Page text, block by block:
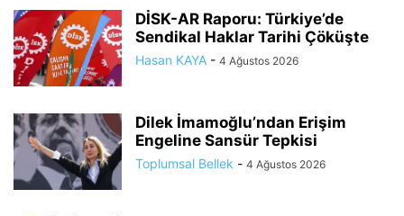
DİSK-AR Raporu: Türkiye’de
Sendikal Haklar Tarihi Çöküşte
Hasan KAYA - 4 Ağustos 2026
Dilek İmamoğlu’ndan Erişim
Engeline Sansür Tepkisi
Toplumsal Bellek - 4 Ağustos 2026